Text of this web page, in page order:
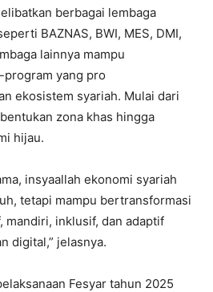
berbagai lembaga
BAZNAS, BWI, MES, DMI,
lainnya mampu
yang pro
ekosistem syariah. Mulai dari
zona khas hingga
hijau.
insyaallah ekonomi syariah
tetapi mampu bertransformasi
mandiri, inklusif, dan adaptif
digital,” jelasnya.
Fesyar tahun 2025